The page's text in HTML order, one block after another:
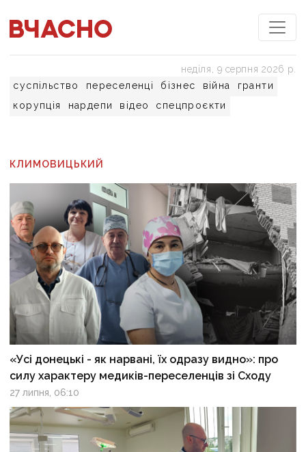
суспільство переселенці бізнес війна
гранти
корупція
нардепи відео спецпроєкти
неділя, 9 серпня 2026 р.
КЛИМОВИЦЬКИЙ
«Усі донецькі - як нарвані, їх одразу видно»: про
силу характеру медиків-переселенців зі Сходу
27 липня, 06:10